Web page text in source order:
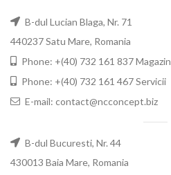
B-dul Lucian Blaga, Nr. 71
440237 Satu Mare, Romania
Phone: +(40) 732 161 837 Magazin
Phone: +(40) 732 161 467 Servicii
E-mail: contact@ncconcept.biz
B-dul Bucuresti, Nr. 44
430013 Baia Mare, Romania